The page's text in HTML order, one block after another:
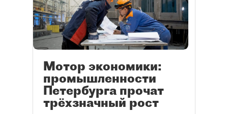
Мотор экономики:
промышленности
Петербурга прочат
трёхзначный рост